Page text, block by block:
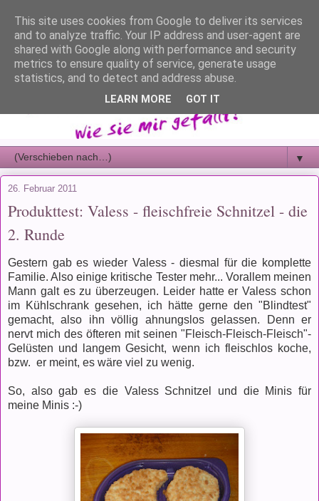
▼
26. Februar 2011
Produkttest: Valess - fleischfreie Schnitzel - die
2. Runde
Gestern gab es wieder Valess - diesmal für die komplette
Familie. Also einige kritische Tester mehr... Vorallem meinen
Mann galt es zu überzeugen. Leider hatte er Valess schon
im Kühlschrank gesehen, ich hätte gerne den "Blindtest"
gemacht, also ihn völlig ahnungslos gelassen. Denn er
nervt mich des öfteren mit seinen "Fleisch-Fleisch-Fleisch"-
Gelüsten und langem Gesicht, wenn ich fleischlos koche,
bzw. er meint, es wäre viel zu wenig.
So, also gab es die Valess Schnitzel und die Minis für
meine Minis :-)
This site uses cookies from Google to deliver its services
and to analyze traffic. Your IP address and user-agent are
shared with Google along with performance and security
metrics to ensure quality of service, generate usage
statistics, and to detect and address abuse.
LEARN MORE GOT IT